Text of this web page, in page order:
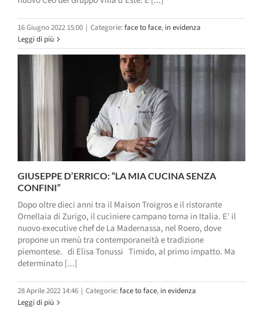
16 Giugno 2022 15:00 | Categorie:face to face, in evidenza
Leggi di più
GIUSEPPE D’ERRICO: “LA MIA CUCINA SENZA
CONFINI”
Dopo oltre dieci anni tra il Maison Troigros e il ristorante
Ornellaia di Zurigo, il cuciniere campano torna in Italia. E’ il
nuovo executive chef de La Madernassa, nel Roero, dove
propone un menù tra contemporaneità e tradizione
piemontese. di Elisa Tonussi Timido, al primo impatto. Ma
determinato [...]
28 Aprile 2022 14:46 | Categorie:face to face, in evidenza
Leggi di più